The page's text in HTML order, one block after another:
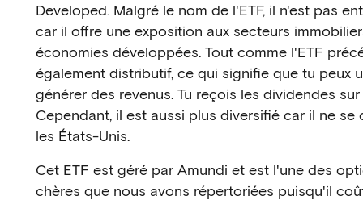
Developed. Malgré le nom de l'ETF, il n'est pas
car il offre une exposition aux secteurs
économies développées. Tout comme l'ETF
également distributif, ce qui signifie que tu peux
générer des revenus. Tu reçois les dividendes
Cependant, il est aussi plus diversifié car il ne se
les États-Unis.
Cet ETF est géré par Amundi et est l'une des
chères que nous avons répertoriées puisqu'il